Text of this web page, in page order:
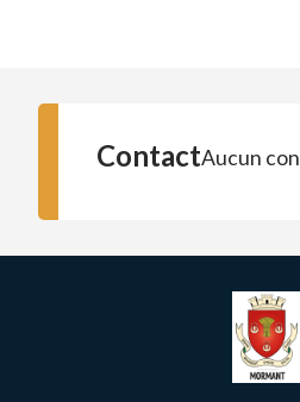
ContactAucun